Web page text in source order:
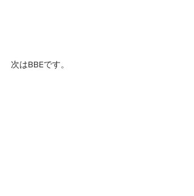
次はBBEです。